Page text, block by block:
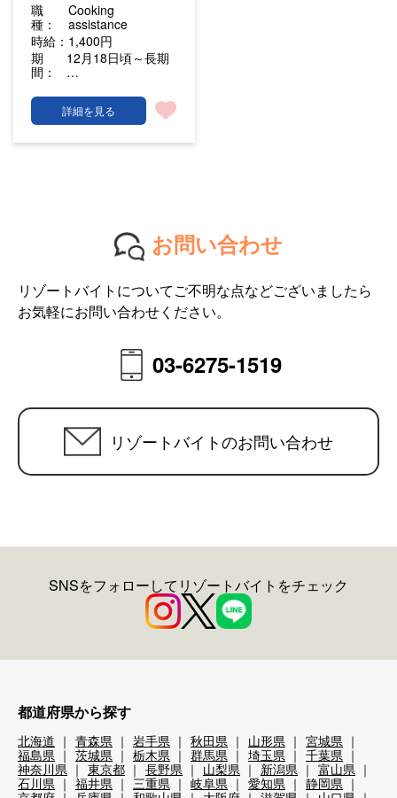
職
種：
Cooking
assistance
時給： 1,400円
期
間：
12月18日頃～長期
…
詳細を見る
お問い合わせ
リゾートバイトについてご不明な点などございましたら
お気軽にお問い合わせください。
03-6275-1519
リゾートバイトのお問い合わせ
SNSをフォローしてリゾートバイトをチェック
都道府県から探す
北海道 青森県 岩手県 秋田県 山形県
宮城県
福島県
茨城県 栃木県 群馬県 埼玉県
千葉県
神奈川県
東京都 長野県 山梨県 新潟県
富山県
石川県
福井県 三重県 岐阜県 愛知県
静岡県